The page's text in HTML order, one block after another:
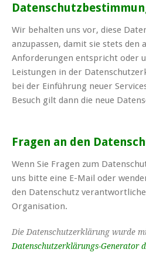
Wir behalten uns vor, diese
anzupassen, damit sie stets den
Anforderungen entspricht oder
Leistungen in der
bei der Einführung neuer
Besuch gilt dann die neue
Fragen an den
Wenn Sie Fragen zum
uns bitte eine E-Mail oder
den Datenschutz
Organisation.
Die Datenschutzerklärung wurde
Datenschutzerklärungs-Generator